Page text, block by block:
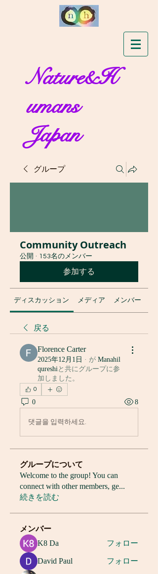
Nature&H
umans
Japan
グループ
Community Outreach
公開 · 153名のメンバー
参加する
ディスカッション メディア メンバー
戻る
Florence Carter
2025年12月1日 · が Manahil
qureshiと共にグループに参
加しました 。
0
0 8
댓글을 입력하세요.
グループについて
Welcome to the group! You can
connect with other members, ge...
続きを読む
メンバー
K8 Da フォロー
David Paul フォロー